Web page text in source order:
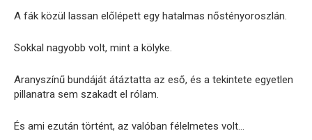
A fák közül lassan előlépett egy hatalmas nőstényoroszlán.
Sokkal nagyobb volt, mint a kölyke.
Aranyszínű bundáját átáztatta az eső, és a tekintete egyetlen
pillanatra sem szakadt el rólam.
És ami ezután történt, az valóban félelmetes volt…